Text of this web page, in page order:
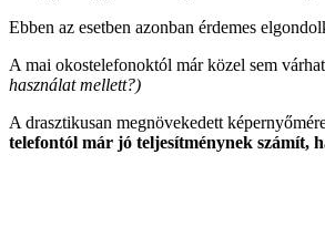
Ebben az esetben azonban érdemes
A mai okostelefonoktól már közel sem
használat mellett?)
A drasztikusan megnövekedett
telefontól már jó teljesítménynek számít,